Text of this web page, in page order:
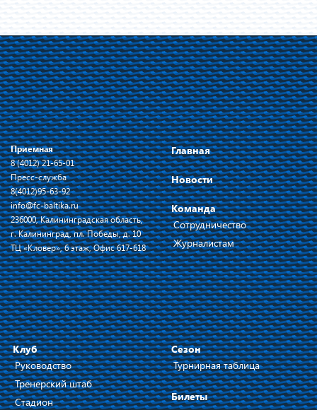
Приемная
8 (4012) 21-65-01
Пресс-служба
8(4012)95-63-92
info@fc-baltika.ru
236000, Калининградская область,
г. Калининград, пл. Победы, д. 10
ТЦ «Кловер», 6 этаж, Офис 617-618
Главная
Новости
Команда
Сотрудничество
Журналистам
Клуб
Руководство
Тренерский штаб
Стадион
Сезон
Турнирная таблица
Билеты